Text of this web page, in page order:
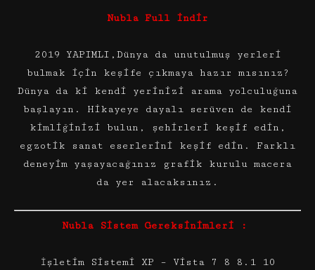
Nubla Full indir
2019 YAPIMLI,Dünya da unutulmuş yerleri
bulmak için keşife çıkmaya hazır mısınız?
Dünya da ki kendi yerinizi arama yolculuğuna
başlayın. Hikayeye dayalı serüven de kendi
kimliğinizi bulun, şehirleri keşif edin,
egzotik sanat eserlerini keşif edin. Farklı
deneyim yaşayacağınız grafik kurulu macera
da yer alacaksınız.
Nubla Sistem Gereksinimleri :
İşletim Sistemi XP – Vista 7 8 8.1 10